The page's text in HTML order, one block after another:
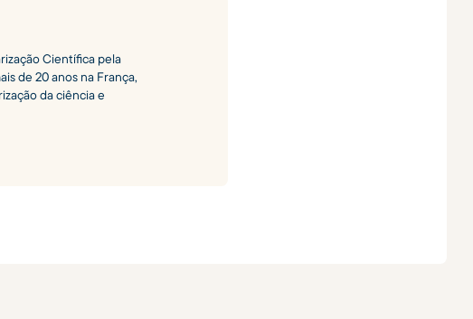
Científica pela
de 20 anos na França,
da ciência e